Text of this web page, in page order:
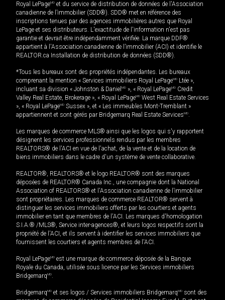
Royal LePageMD et du service de distribution de données de l'Association
canadienne de l’immobilier (SDD®). SDD® met en référence des
inscriptions tenues par des agences immobilières autres que Royal
LePage et ses distributeurs. L'exactitude de l'information n'est pas
garantie et devrait être indépendamment vérifiée. La marque DDF®
appartient à l'Association canadienne de l’immobilier (ACI) et identifie le
REALTOR.ca Installation de distribution de données (SDD®).
*Tous les bureaux sont des propriétés indépendantes. Les bureaux
comprenant la mention « Services immobiliers Royal LePageMD Ltée »,
incluant sa division « Johnston & Daniel MD », « Royal LePageMD Credit
Valley Real Estate, Brokerage », « Royal LePageMD West Real Estate Services
», « Royal LePageMD Sussex », et « Les immeubles Mont-Tremblant »
appartiennent et sont gérés par Bridgemarq Real Estate ServicesMD.
Les marques de commerce MLS® ainsi que les logos qui s'y rapportent
désignent les services professionnels rendus par les membres
REALTORS® de l'ACI en vue de l'achat, de la vente et de la location de
biens immobiliers dans le cadre d'un système de vente collaborative.
REALTOR®, REALTORS® et le logo REALTOR® sont des marques
déposées de REALTOR® Canada Inc., une compagnie dont la National
Association of REALTORS® et l'Association canadienne de l’immobilier
sont propriétaires. Les marques de commerce REALTOR® servent à
distinguer les services immobiliers offerts par les courtiers et agents
immobilier en tant que membres de l'ACI. Les marques d'homologation
S.I.A.® /MLS®, Service inter-agences®, et leurs logos respectifs sont la
propriété de l'ACI, et ils servent à identifier les services immobiliers que
fournissent les courtiers et agents membres de l'ACI.
Royal LePageMD est une marque de commerce déposée de la Banque
Royale du Canada, utilisée sous licence par les Services immobiliers
BridgemarqMD.
BridgemarqMD et ses logos / Services immobiliers BridgemarqMD sont des